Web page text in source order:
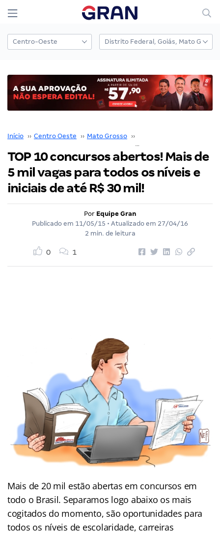
Início ›› Centro Oeste ›› Mato Grosso ››
TOP 10 concursos abertos! Mais de
5 mil vagas para todos os níveis e
iniciais de até R$ 30 mil!
Por Equipe Gran
Publicado em 11/05/15 • Atualizado em 27/04/16
2 min. de leitura
0 1
Mais de 20 mil estão abertas em concursos em
todo o Brasil. Separamos logo abaixo os mais
cogitados do momento, são oportunidades para
todos os níveis de escolaridade, carreiras